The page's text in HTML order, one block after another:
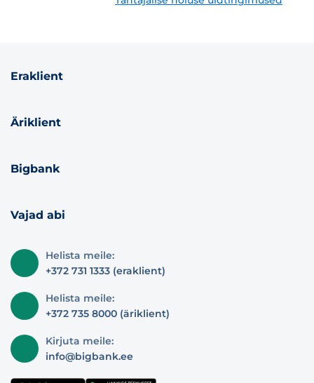
Eraklient
Äriklient
Bigbank
Vajad abi
Helista meile:
+372 731 1333 (eraklient)
Helista meile:
+372 735 8000 (äriklient)
Kirjuta meile:
info@bigbank.ee